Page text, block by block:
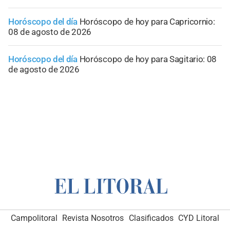
Horóscopo del día Horóscopo de hoy para Capricornio:
08 de agosto de 2026
Horóscopo del día Horóscopo de hoy para Sagitario: 08
de agosto de 2026
Campolitoral Revista Nosotros Clasificados CYD Litoral